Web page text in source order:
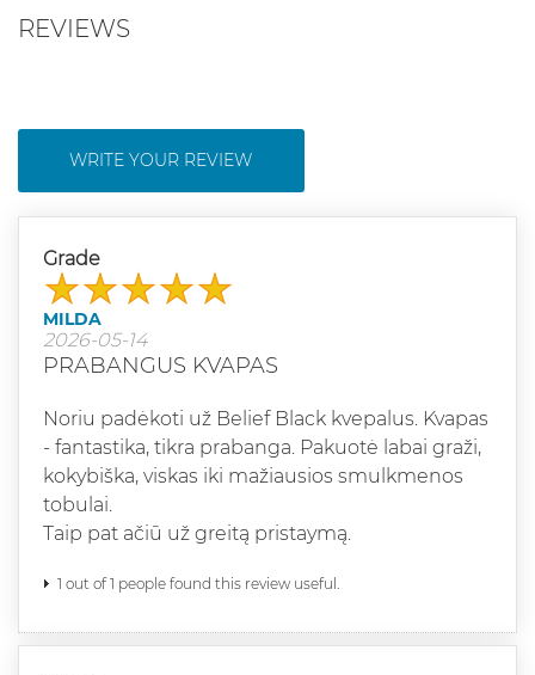
REVIEWS
WRITE YOUR REVIEW
Grade
MILDA
2026-05-14
PRABANGUS KVAPAS
Noriu padėkoti už Belief Black kvepalus. Kvapas
- fantastika, tikra prabanga. Pakuotė labai graži,
kokybiška, viskas iki mažiausios smulkmenos
tobulai.
Taip pat ačiū už greitą pristaymą.
1 out of 1 people found this review useful.